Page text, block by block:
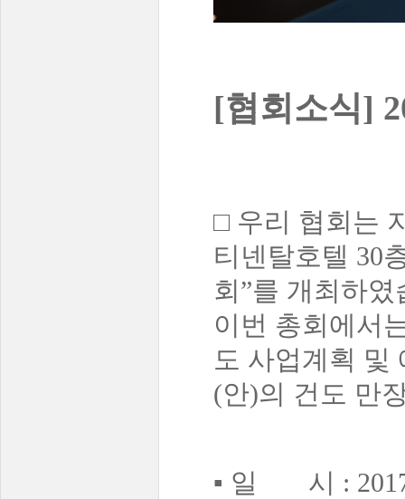
[협회소식]
□ 우리 협회는
티넨탈호텔 30
회”를 개최하
이번 총회에서
도 사업계획 및
(안)의 건도 만
▪ 일 시 : 2017